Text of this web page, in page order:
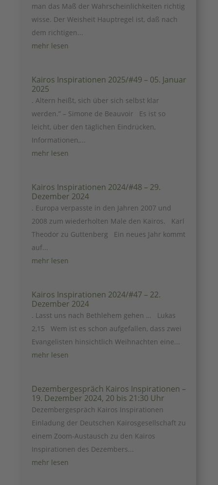
man das Maß der Wahrscheinlichkeiten richtig
wisse. Der Weisheit Hauptregel ist, daß nach
dem richtigen...
mehr lesen
Kairos Inspirationen 2025/#49 – 05. Januar
2025
. Altern heißt, sich über sich selbst klar
werden.” – Simone de Beauvoir Es ist so
leicht, über den täglichen Eindrücken,
Informationen,...
mehr lesen
Kairos Inspirationen 2024/#48 – 29.
Dezember 2024
. Europa verpasste in den Jahren 2007 und
2008 zum wiederholten Male den Kairos. Karl
Theodor zu Guttenberg Ein neues Jahr kommt
auf...
mehr lesen
Kairos Inspirationen 2024/#47 – 22.
Dezember 2024
. Lasst uns nach Bethlehem gehen … Lukas
2,15 Wem ist es schon aufgefallen, dass zwei
Evangelisten hinsichtlich Weihnachten eine...
mehr lesen
Dezembergespräch Kairos Inspirationen –
19. Dezember 2024, 20 bis 21:30 Uhr
Dezembergespräch Kairos Inspirationen
Einladung der Deutschen Kairosgesellschaft zu
einem Zoom-Austausch zu den Kairos
Inspirationen des Dezembers...
mehr lesen